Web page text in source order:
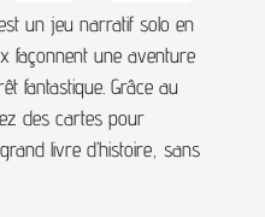
un jeu narratif solo en
façonnent une aventure
fantastique. Grâce au
des cartes pour
livre d’histoire, sans